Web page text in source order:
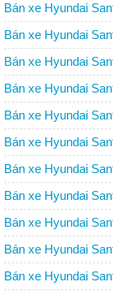
Bán xe Hyundai
Bán xe Hyundai
Bán xe Hyundai
Bán xe Hyundai
Bán xe Hyundai
Bán xe Hyundai
Bán xe Hyundai
Bán xe Hyundai
Bán xe Hyundai
Bán xe Hyundai
Bán xe Hyundai